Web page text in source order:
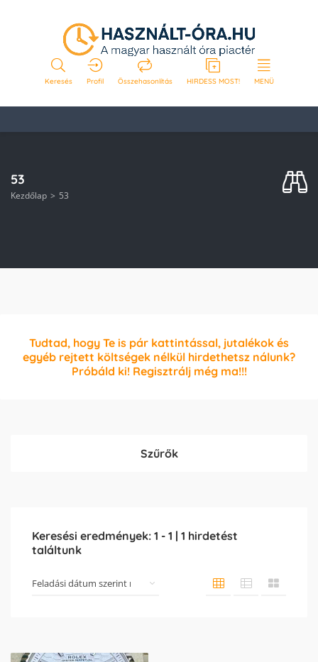
Keresés Profil Összehasonlítás HIRDESS MOST! MENÜ
53
Kezdőlap 53
Tudtad, hogy Te is pár kattintással, jutalékok és
egyéb rejtett költségek nélkül hirdethetsz nálunk?
Próbáld ki! Regisztrálj még ma!!!
Szűrők
Keresési eredmények: 1 - 1 | 1 hirdetést
találtunk